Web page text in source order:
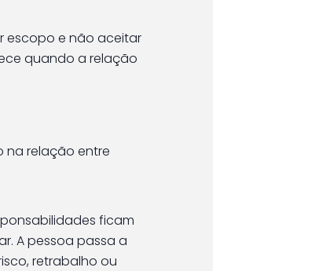
escopo e não aceitar
quando a relação
na relação entre
ficam
A pessoa passa a
retrabalho ou